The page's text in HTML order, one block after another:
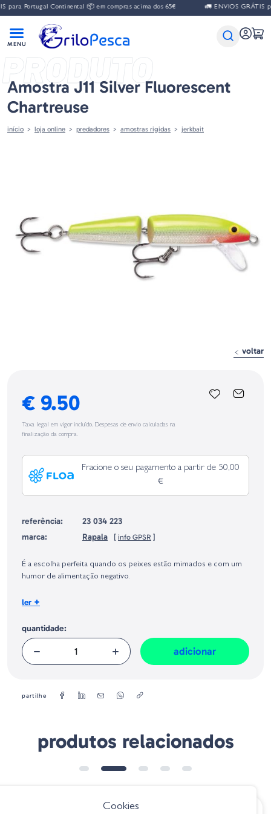
para Portugal Continental 📦 em compras acima dos 65€ 🚛 ENVIOS GRÁTIS
PRODUTO
Amostra J11 Silver Fluorescent
Chartreuse
início loja online predadores amostras rigidas jerkbait
voltar
€ 9.50
Taxa legal em vigor incluído. Despesas de envio calculadas na
finalização da compra.
Fracione o seu pagamento a partir de 50,00
€
referência:
23 034 223
marca:
Rapala [ info GPSR ]
Europeia, dos produtos da marca, conforme requerido no Regulamento
Geral sobre a Segurança dos Produtos (GPSR):
É a escolha perfeita quando os peixes estão mimados e com um
humor de alimentação negativo.
Peso:
ler +
quantidade:
adicionar
partilhe
produtos relacionados
Cookies